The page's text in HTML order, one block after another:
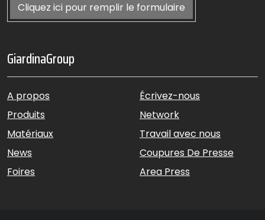
Cliquez ici pour remplir le formulaire
GiardinaGroup
A propos
Produits
Matériaux
News
Foires
Écrivez-nous
Network
Travail avec nous
Coupures De Presse
Area Press